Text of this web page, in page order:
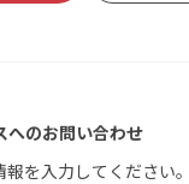
のお問い合わせ
を入力してください